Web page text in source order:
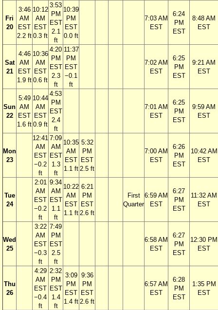
Fri
20
3:46
AM
EST
2.2 ft
10:12
AM
EST
0.3 ft
3:53
PM
EST
2.1
ft
10:39
PM
EST
0.0 ft
7:03 AM
EST
6:24
PM
EST
8:48 AM
EST
Sat
21
4:46
AM
EST
1.9 ft
10:36
AM
EST
0.6 ft
4:20
PM
EST
2.3
ft
11:37
PM
EST
−0.1
ft
7:02 AM
EST
6:25
PM
EST
9:21 AM
EST
Sun
22
5:49
AM
EST
1.6 ft
10:44
AM
EST
0.9 ft
4:53
PM
EST
2.4
ft
7:01 AM
EST
6:25
PM
EST
9:59 AM
EST
Mon
23
12:41
AM
EST
−0.2
ft
7:09
AM
EST
1.3
ft
10:35
AM
EST
1.1 ft
5:32
PM
EST
2.5 ft
7:00 AM
EST
6:26
PM
EST
10:42 AM
EST
Tue
24
2:01
AM
EST
−0.2
ft
9:34
AM
EST
1.1
ft
10:22
AM
EST
1.1 ft
6:21
PM
EST
2.6 ft
First
Quarter
6:59 AM
EST
6:27
PM
EST
11:32 AM
EST
Wed
25
3:22
AM
EST
−0.3
ft
7:49
PM
EST
2.5
ft
6:58 AM
EST
6:27
PM
EST
12:30 PM
EST
Thu
26
4:29
AM
EST
−0.4
ft
2:32
PM
EST
1.4
ft
3:09
PM
EST
1.4 ft
9:36
PM
EST
2.6 ft
6:57 AM
EST
6:28
PM
EST
1:35 PM
EST